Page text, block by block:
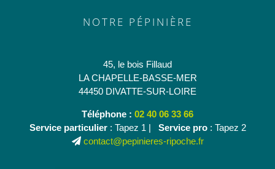
NOTRE PÉPINIÈRE
45, le bois Fillaud
LA CHAPELLE-BASSE-MER
44450 DIVATTE-SUR-LOIRE
Téléphone : 02 40 06 33 66
Service particulier: Tapez 1 | Service pro: Tapez 2
contact@pepinieres-ripoche.fr